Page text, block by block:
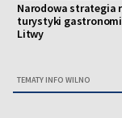
Narodowa strategia
turystyki
Litwy
TEMATY INFO WILNO